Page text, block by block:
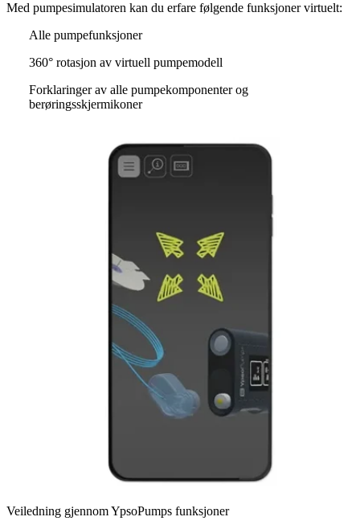
Med pumpesimulatoren kan du erfare følgende funksjoner virtuelt:
Alle pumpefunksjoner
360° rotasjon av virtuell pumpemodell
Forklaringer av alle pumpekomponenter og
berøringsskjermikoner
Veiledning gjennom YpsoPumps funksjoner